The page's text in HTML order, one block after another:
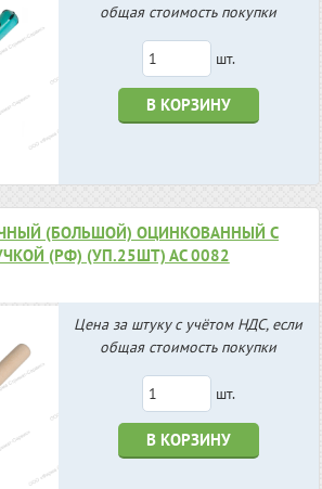
общая стоимость покупки
шт.
В КОРЗИНУ
(БОЛЬШОЙ) ОЦИНКОВАННЫЙ С
(РФ) (УП.25ШТ) АС 0082
Цена за штуку с учётом НДС, если
общая стоимость покупки
шт.
В КОРЗИНУ